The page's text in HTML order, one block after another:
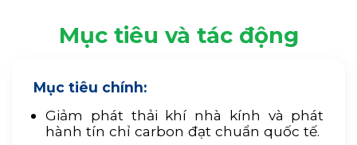
Mục tiêu và tác động
Mục tiêu chính:
Giảm phát thải khí nhà kính và phát
hành tín chỉ carbon đạt chuẩn quốc tế.